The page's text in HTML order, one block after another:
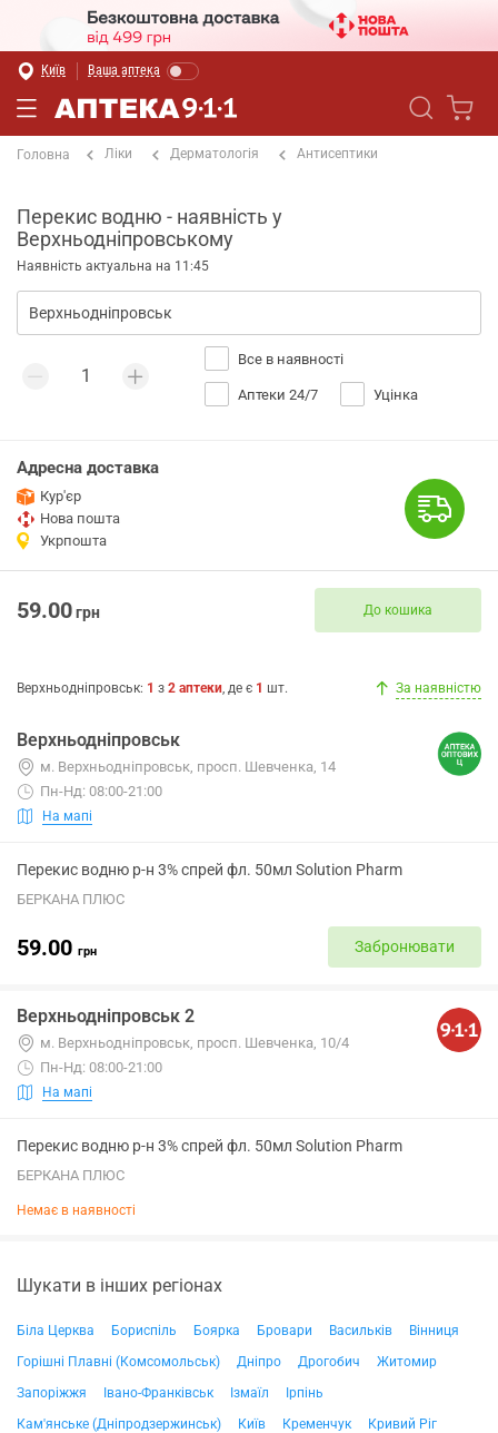
Київ Ваша аптека
Головна Ліки Дерматологія Антисептики
Перекис водню - наявність у
Верхньодніпровському
Наявність актуальна на 11:45
Все в наявності
Аптеки 24/7 Уцінка
Адресна доставка
Кур'єр
Нова пошта
Укрпошта
59.00грн До кошика
Верхньодніпровськ: 1 з 2 аптеки, де є 1 шт. За наявністю
Верхньодніпровськ
м. Верхньодніпровськ, просп. Шевченка, 14
Пн-Нд: 08:00-21:00
На мапі
Перекис водню р-н 3% спрей фл. 50мл Solution Pharm
БЕРКАНА ПЛЮС
59.00 грн Забронювати
Верхньодніпровськ 2
м. Верхньодніпровськ, просп. Шевченка, 10/4
Пн-Нд: 08:00-21:00
На мапі
Перекис водню р-н 3% спрей фл. 50мл Solution Pharm
БЕРКАНА ПЛЮС
Немає в наявності
Шукати в інших регіонах
Біла Церква Бориспіль Боярка Бровари Васильків
Вінниця
Горішні Плавні (Комсомольськ)
Дніпро Дрогобич
Житомир
Запоріжжя
Івано-Франківськ Ізмаїл
Ірпінь
Кам'янське (Дніпродзержинськ)
Київ Кременчук
Кривий Ріг